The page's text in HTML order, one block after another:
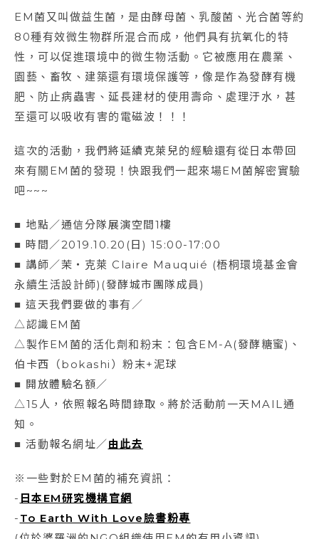
EM菌又叫做益生菌，是由酵母菌、乳酸菌、光合菌等約
80種有效微生物群所混合而成，他們具有抗氧化的特
性，可以促進環境中的微生物活動。它被應用在農業、
園藝、畜牧、建築還有環境保護等，像是作為發酵有機
肥、防止病蟲害、延長建材的使用壽命、處理汙水，甚
至還可以吸收有害的電磁波！！！
這次的活動，我們將延續克萊兒的經驗還有從日本帶回
來有關EM菌的發現！快跟我們一起來場EM菌解密實驗
吧~~~
■ 地點／通信分隊展演空間1樓
■ 時間／2019.10.20(日) 15:00-17:00
■ 講師／茉‧克萊 Claire Mauquié (梧桐環境基金會
永續生活設計師)(發酵城市團隊成員)
■ 這天我們要做的事有／
△認識EM菌
△製作EM菌的活化劑和粉末：包含EM-A(發酵糖蜜)、
伯卡西（bokashi）粉末+泥球
■ 開放體驗名額／
△15人，依照報名時間錄取。將於活動前一天MAIL通
知。
■ 活動報名網址／由此去
※一些對於EM菌的補充資訊：
- 日本EM研究機構官網
- To Earth With Love臉書粉專